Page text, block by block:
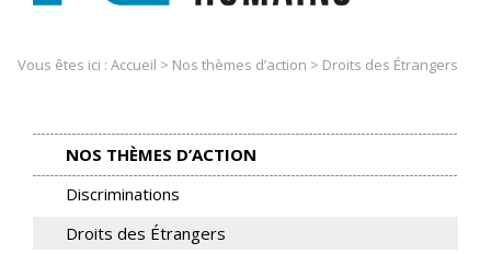
Vous êtes ici : Accueil > Nos thèmes d’action > Droits des Étrangers
NOS THÈMES D’ACTION
Discriminations
Droits des Étrangers